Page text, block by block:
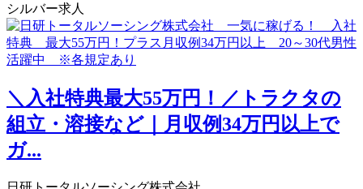
シルバー求人
＼入社特典最大55万円！／トラクタの
組立・溶接など｜月収例34万円以上で
ガ...